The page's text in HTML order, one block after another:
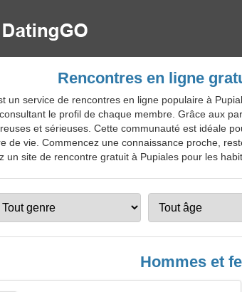
Rencontres en ligne
un service de rencontres en ligne populaire à
le profil de chaque membre. Grâce aux
et sérieuses. Cette communauté est idéale
de vie. Commencez une connaissance proche,
un site de rencontre gratuit à Pupiales pour les
Hommes et